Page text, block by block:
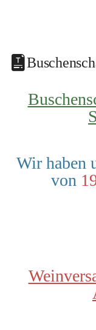
Wir haben
von